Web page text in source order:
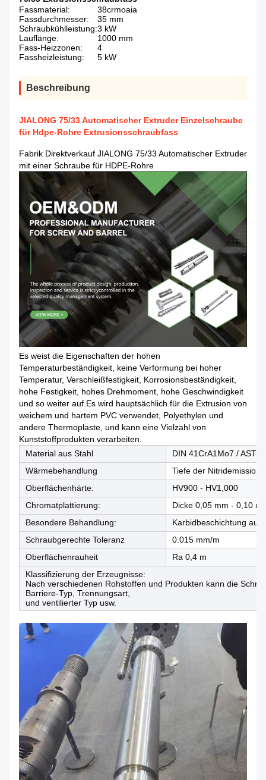
Fassmaterial:
38crmoaia
Fassdurchmesser:
35 mm
Schraubkühlleistung:3 kW
Lauflänge:
1000 mm
Fass-Heizzonen:
4
Fassheizleistung:
5 kW
Beschreibung
JIALONG 75/33 Automatischer Extruder Einzelschraube
für Hdpe-Rohre Extrusionsschraubfass
Fabrik Direktverkauf JIALONG 75/33 Automatischer Extruder
mit einer Schraube für HDPE-Rohre
Es weist die Eigenschaften der hohen
Temperaturbeständigkeit, keine Verformung bei hoher
Temperatur, Verschleißfestigkeit, Korrosionsbeständigkeit,
hohe Festigkeit, hohes Drehmoment, hohe Geschwindigkeit
und so weiter auf.Es wird hauptsächlich für die Extrusion von
weichem und hartem PVC verwendet, Polyethylen und
andere Thermoplaste, und kann eine Vielzahl von
Kunststoffprodukten verarbeiten.
Material aus Stahl
DIN 41CrA1Mo7 / AST
Wärmebehandlung
Tiefe der
Oberflächenhärte:
HV900 - HV1,000
Chromatplattierung:
Dicke 0,05 mm - 0,10
Besondere Behandlung:
Karbidbeschichtung auf
Schraubgerechte Toleranz
0.015 mm/m
Oberflächenrauheit
Ra 0,4 m
Klassifizierung der Erzeugnisse:
Nach verschiedenen Rohstoffen und Produkten kann die
Barriere-Typ, Trennungsart,
und ventilierter Typ usw.